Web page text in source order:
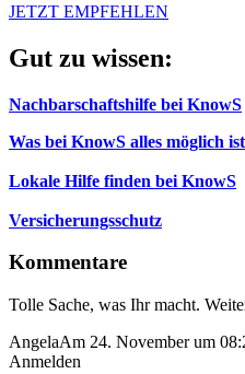
JETZT EMPFEHLEN
Gut zu wissen:
Nachbarschaftshilfe bei KnowS
Was bei KnowS alles möglich ist
Lokale Hilfe finden bei KnowS
Versicherungsschutz
Kommentare
Tolle Sache, was Ihr macht.
AngelaAm 24. November um
Anmelden